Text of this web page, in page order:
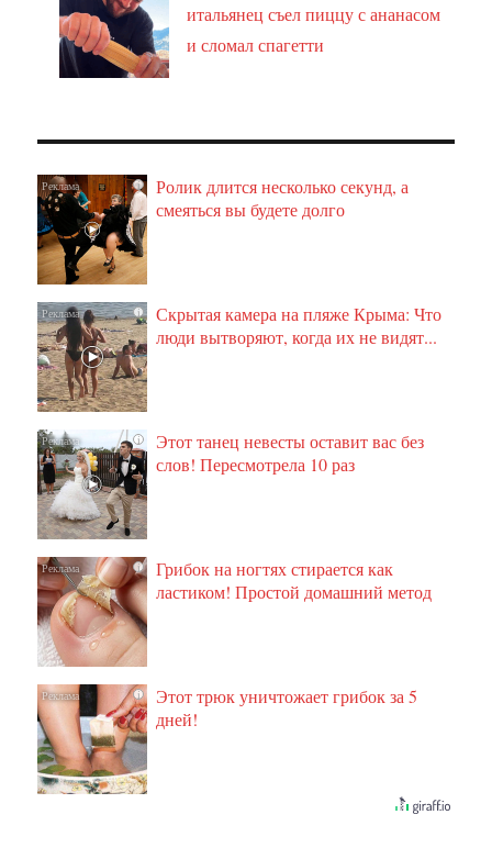
итальянец съел пиццу с ананасом
и сломал спагетти
i
Ролик длится несколько секунд, а
смеяться вы будете долго
i
Скрытая камера на пляже Крыма: Что
люди вытворяют, когда их не видят...
i
Этот танец невесты оставит вас без
слов! Пересмотрела 10 раз
i
Грибок на ногтях стирается как
ластиком! Простой домашний метод
i
Этот трюк уничтожает грибок за 5
дней!